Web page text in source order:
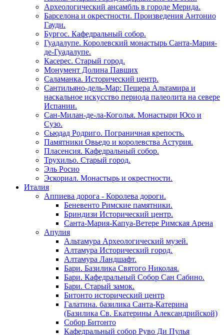
Археологический ансамбль в городе Мерида.
Барселона и окрестности. Произведения Антонио
Гауди.
Бургос. Кафедральный собор.
Гуадалупе. Королевский монастырь Санта-Мария-
де-Гуадалупе.
Касерес. Старый город.
Монумент Долина Павших
Саламанка. Исторический центр.
Сантильяно-дель-Мар: Пещера Альтамира и
наскальное искусство периода палеолита на севере
Испании.
Сан-Милан-де-ла-Коголья. Монастыри Юсо и
Сузо.
Сьюдад Родриго. Пограничная крепость.
Памятники Овьедо и королевства Астурия.
Пласенсия. Кафедральный собор.
Трухильо. Старый город.
Эль Росио
Эскориал. Монастырь и окрестности.
Италия
Аппиева дорога - Королева дороги.
Беневенто Римские памятники.
Бриндизи Исторический центр.
Санта-Мария-Капуа-Ветере Римская Арена
Апулия
Альтамура Археологический музей.
Алтамура Исторический город.
Алтамура Ландшафт.
Бари. Базилика Святого Николая.
Бари. Кафедральный Собор Сан Сабино.
Бари. Старый замок.
Битонто исторический центр
Галатина. базилика Санта-Катерина
(Базилика Св. Екатерины Александрийской)
Собор Битонто
Кафедральный собор Руво Ди Пулья